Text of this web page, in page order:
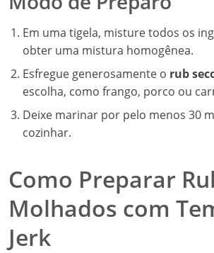
Em uma tigela, misture todos os
obter uma mistura homogênea.
Esfregue generosamente o rub
escolha, como frango, porco ou
Deixe marinar por pelo menos 30
cozinhar.
Como Preparar
Molhados com
Jerk